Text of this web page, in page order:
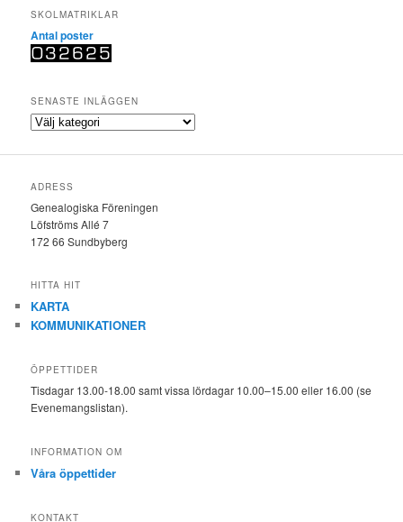
SKOLMATRIKLAR
Antal poster
SENASTE INLÄGGEN
SENASTE
ADRESS
Genealogiska Föreningen
Löfströms Allé 7
172 66 Sundbyberg
HITTA HIT
KARTA
KOMMUNIKATIONER
ÖPPETTIDER
Tisdagar 13.00-18.00 samt vissa lördagar 10.00–15.00 eller 16.00 (se
Evenemangslistan).
INFORMATION OM
Våra öppettider
KONTAKT